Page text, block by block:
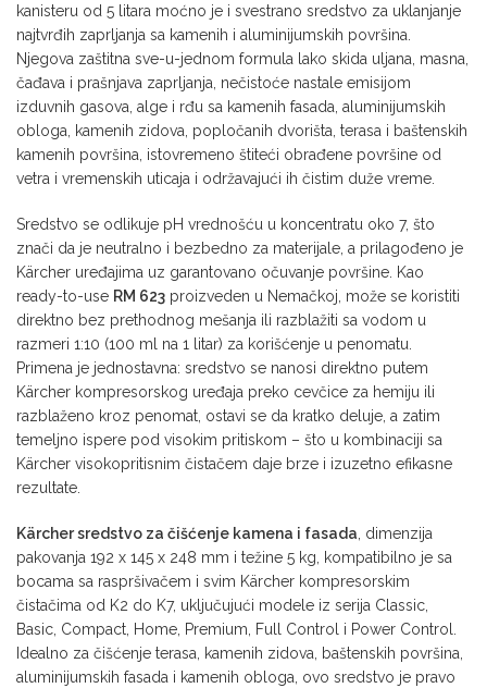
kanisteru od 5 litara moćno je i svestrano sredstvo za uklanjanje
najtvrđih zaprljanja sa kamenih i aluminijumskih površina.
Njegova zaštitna sve-u-jednom formula lako skida uljana, masna,
čađava i prašnjava zaprljanja, nečistoće nastale emisijom
izduvnih gasova, alge i rđu sa kamenih fasada, aluminijumskih
obloga, kamenih zidova, popločanih dvorišta, terasa i baštenskih
kamenih površina, istovremeno štiteći obrađene površine od
vetra i vremenskih uticaja i održavajući ih čistim duže vreme.
Sredstvo se odlikuje pH vrednošću u koncentratu oko 7, što
znači da je neutralno i bezbedno za materijale, a prilagođeno je
Kärcher uređajima uz garantovano očuvanje površine. Kao
ready-to-use RM 623 proizveden u Nemačkoj, može se koristiti
direktno bez prethodnog mešanja ili razblažiti sa vodom u
razmeri 1:10 (100 ml na 1 litar) za korišćenje u penomatu.
Primena je jednostavna: sredstvo se nanosi direktno putem
Kärcher kompresorskog uređaja preko cevčice za hemiju ili
razblaženo kroz penomat, ostavi se da kratko deluje, a zatim
temeljno ispere pod visokim pritiskom – što u kombinaciji sa
Kärcher visokopritisnim čistačem daje brze i izuzetno efikasne
rezultate.
Kärcher sredstvo za čišćenje kamena i fasada, dimenzija
pakovanja 192 x 145 x 248 mm i težine 5 kg, kompatibilno je sa
bocama sa raspršivačem i svim Kärcher kompresorskim
čistačima od K2 do K7, uključujući modele iz serija Classic,
Basic, Compact, Home, Premium, Full Control i Power Control.
Idealno za čišćenje terasa, kamenih zidova, baštenskih površina,
aluminijumskih fasada i kamenih obloga, ovo sredstvo je pravo